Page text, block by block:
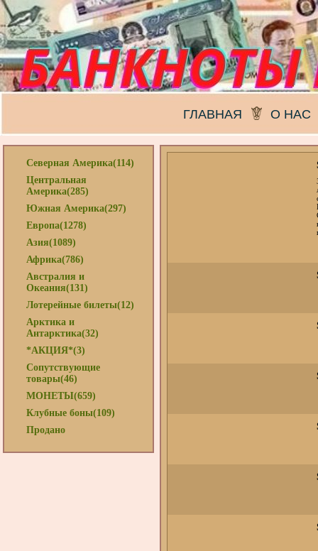
ГЛАВНАЯ О НАС
Северная Америка(114)
Центральная
Америка(285)
Южная Америка(297)
Европа(1278)
Азия(1089)
Африка(786)
Австралия и
Океания(131)
Лотерейные билеты(12)
Арктика и
Антарктика(32)
*АКЦИЯ*(3)
Сопутствующие
товары(46)
МОНЕТЫ(659)
Клубные боны(109)
Продано